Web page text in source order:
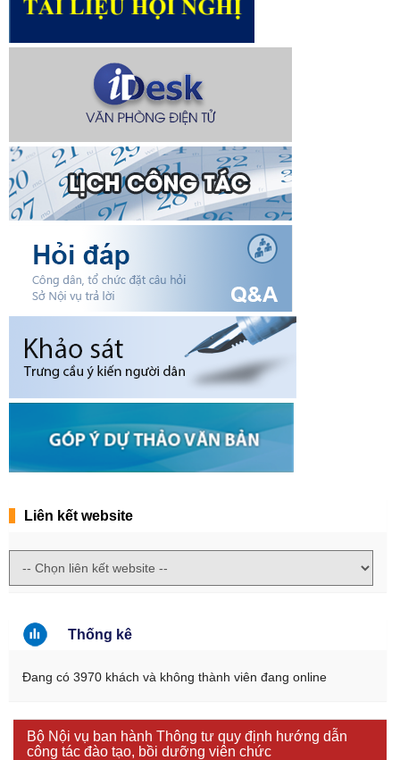
Liên kết website
Thống kê
Đang có 3970 khách và không thành viên đang online
Bộ Nội vụ ban hành Thông tư quy định hướng dẫn
công tác đào tạo, bồi dưỡng viên chức